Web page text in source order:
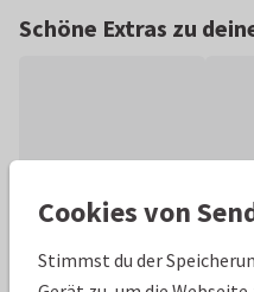
Schöne Extras zu
Cookies von
Stimmst du der